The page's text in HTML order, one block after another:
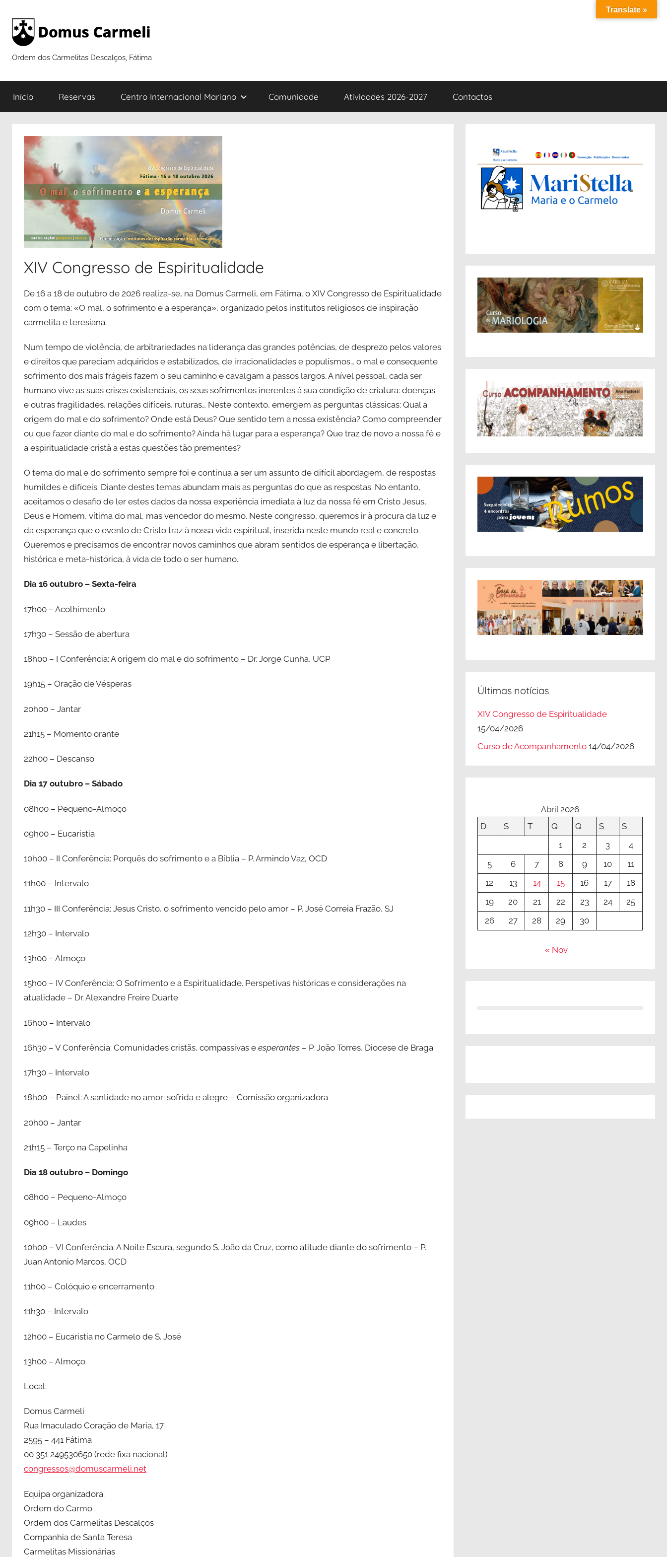
para
Ordem dos Carmelitas Descalços, Fátima
Início Reservas Centro Internacional Mariano Comunidade Atividades 2026-2027 Contactos
XIV Congresso de Espiritualidade
De 16 a 18 de outubro de 2026 realiza-se, na Domus Carmeli, em Fátima, o XIV Congresso de Espiritualidade
com o tema: «O mal, o sofrimento e a esperança», organizado pelos institutos religiosos de inspiração
carmelita e teresiana.
Num tempo de violência, de arbitrariedades na liderança das grandes potências, de desprezo pelos valores
e direitos que pareciam adquiridos e estabilizados, de irracionalidades e populismos… o mal e consequente
sofrimento dos mais frágeis fazem o seu caminho e cavalgam a passos largos. A nível pessoal, cada ser
humano vive as suas crises existenciais, os seus sofrimentos inerentes à sua condição de criatura: doenças
e outras fragilidades, relações difíceis, ruturas… Neste contexto, emergem as perguntas clássicas: Qual a
origem do mal e do sofrimento? Onde está Deus? Que sentido tem a nossa existência? Como compreender
ou que fazer diante do mal e do sofrimento? Ainda há lugar para a esperança? Que traz de novo a nossa fé e
a espiritualidade cristã a estas questões tão prementes?
O tema do mal e do sofrimento sempre foi e continua a ser um assunto de difícil abordagem, de respostas
humildes e difíceis. Diante destes temas abundam mais as perguntas do que as respostas. No entanto,
aceitamos o desafio de ler estes dados da nossa experiência imediata à luz da nossa fé em Cristo Jesus,
Deus e Homem, vítima do mal, mas vencedor do mesmo. Neste congresso, queremos ir à procura da luz e
da esperança que o evento de Cristo traz à nossa vida espiritual, inserida neste mundo real e concreto.
Queremos e precisamos de encontrar novos caminhos que abram sentidos de esperança e libertação,
histórica e meta-histórica, à vida de todo o ser humano.
Dia 16 outubro – Sexta-feira
17h00 – Acolhimento
17h30 – Sessão de abertura
18h00 – I Conferência: A origem do mal e do sofrimento – Dr. Jorge Cunha, UCP
19h15 – Oração de Vésperas
20h00 – Jantar
21h15 – Momento orante
22h00 – Descanso
Dia 17 outubro – Sábado
08h00 – Pequeno-Almoço
09h00 – Eucaristia
10h00 – II Conferência: Porquês do sofrimento e a Bíblia – P. Armindo Vaz, OCD
11h00 – Intervalo
11h30 – III Conferência: Jesus Cristo, o sofrimento vencido pelo amor – P. José Correia Frazão, SJ
12h30 – Intervalo
13h00 – Almoço
15h00 – IV Conferência: O Sofrimento e a Espiritualidade. Perspetivas históricas e considerações na
atualidade – Dr. Alexandre Freire Duarte
16h00 – Intervalo
16h30 – V Conferência: Comunidades cristãs, compassivas e esperantes – P. João Torres, Diocese de Braga
17h30 – Intervalo
18h00 – Painel: A santidade no amor: sofrida e alegre – Comissão organizadora
20h00 – Jantar
21h15 – Terço na Capelinha
Dia 18 outubro – Domingo
08h00 – Pequeno-Almoço
09h00 – Laudes
10h00 – VI Conferência: A Noite Escura, segundo S. João da Cruz, como atitude diante do sofrimento – P.
Juan Antonio Marcos, OCD
11h00 – Colóquio e encerramento
11h30 – Intervalo
12h00 – Eucaristia no Carmelo de S. José
13h00 – Almoço
Local:
Domus Carmeli
Rua Imaculado Coração de Maria, 17
2595 – 441 Fátima
00 351 249530650 (rede fixa nacional)
congressos@domuscarmeli.net
Equipa organizadora:
Ordem do Carmo
Ordem dos Carmelitas Descalços
Companhia de Santa Teresa
Carmelitas Missionárias
Últimas notícias
XIV Congresso de Espiritualidade
15/04/2026
Curso de Acompanhamento 14/04/2026
Abril 2026
D
S T Q Q S
S
1
2 3
4
5
6 7 8 9 10
11
12
13 14 15 16 17
18
19
20 21 22 23 24
25
26
27 28 29 30
« Nov
Translate »